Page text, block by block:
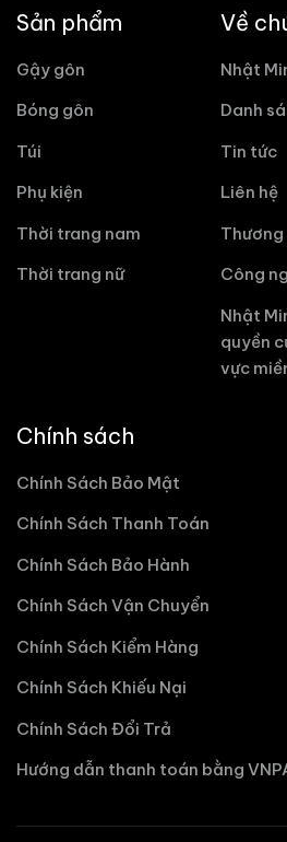
Sản phẩm
Gậy gôn
Bóng gôn
Túi
Phụ kiện
Thời trang nam
Thời trang nữ
Về
Nhật
Danh
Tin tức
Liên hệ
Công
Nhật
quyền
vực
Chính sách
Chính Sách Bảo Mật
Chính Sách Thanh Toán
Chính Sách Bảo Hành
Chính Sách Vận Chuyển
Chính Sách Kiểm Hàng
Chính Sách Khiếu Nại
Chính Sách Đổi Trả
Hướng dẫn thanh toán bằng